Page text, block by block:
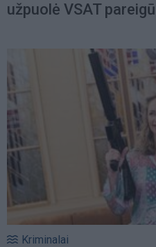
užpuolė VSAT
Kriminalai